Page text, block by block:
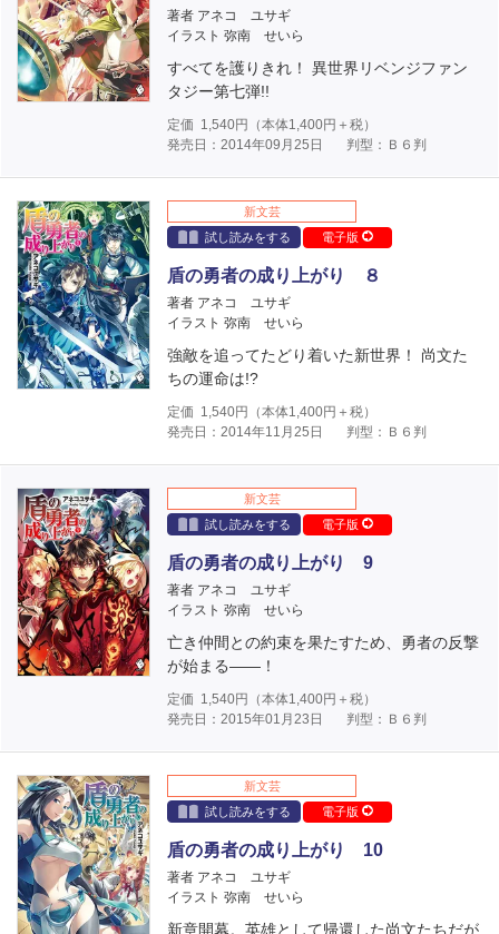
著者 アネコ ユサギ
イラスト 弥南 せいら
すべてを護りきれ！ 異世界リベンジファン
タジー第七弾!!
定価 1,540円（本体1,400円＋税）
発売日：2014年09月25日
判型：Ｂ６判
新文芸
試し読みをする
電子版
盾の勇者の成り上がり ８
著者 アネコ ユサギ
イラスト 弥南 せいら
強敵を追ってたどり着いた新世界！ 尚文た
ちの運命は!?
定価 1,540円（本体1,400円＋税）
発売日：2014年11月25日
判型：Ｂ６判
新文芸
試し読みをする
電子版
盾の勇者の成り上がり 9
著者 アネコ ユサギ
イラスト 弥南 せいら
亡き仲間との約束を果たすため、勇者の反撃
が始まる――！
定価 1,540円（本体1,400円＋税）
発売日：2015年01月23日
判型：Ｂ６判
新文芸
試し読みをする
電子版
盾の勇者の成り上がり 10
著者 アネコ ユサギ
イラスト 弥南 せいら
新章開幕。英雄として帰還した尚文たちだが